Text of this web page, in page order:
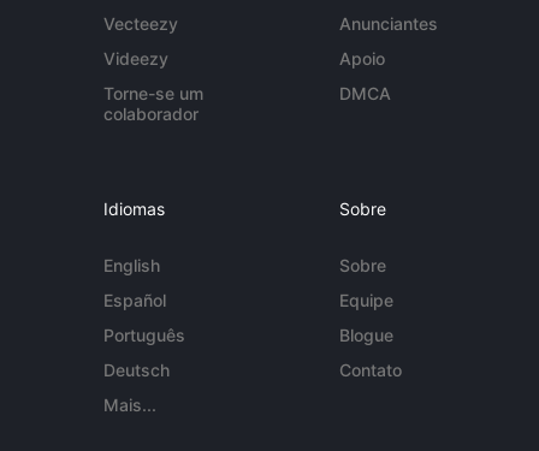
Vecteezy
Videezy
Torne-se um
colaborador
Anunciantes
Apoio
DMCA
Idiomas
English
Español
Português
Deutsch
Mais...
Sobre
Sobre
Equipe
Blogue
Contato